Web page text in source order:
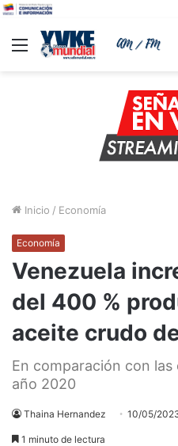
Menu
Inicio / Economía
Economía
Venezuela
del 400 %
aceite crudo
En comparación con
año 2020
Thaina Hernandez 10/05/
1 minuto de lectura